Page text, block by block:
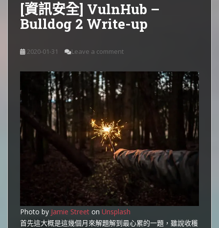
[資訊安全] VulnHub –
Bulldog 2 Write-up
2020-01-31 Leave a comment
Photo by Jamie Street on Unsplash
首先這大概是這幾個月來解題解到最心累的一題，雖說收穫